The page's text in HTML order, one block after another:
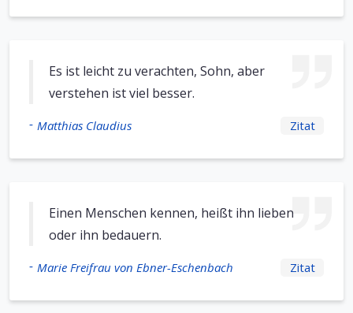
Es ist leicht zu verachten, Sohn, aber
verstehen ist viel besser.
- Matthias Claudius Zitat
Einen Menschen kennen, heißt ihn lieben
oder ihn bedauern.
- Marie Freifrau von Ebner-Eschenbach Zitat